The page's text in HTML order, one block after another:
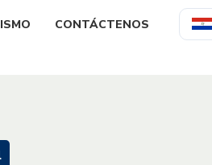
CONTÁCTENOS